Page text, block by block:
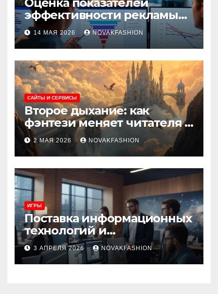
эффективности рекламы
при атрибуции
множественных точек
касания
14 МАЯ 2026 NOVAKFASHION
САЙТЫ И СЕРВИСЫ
Второе дыхание: как
фэнтези меняет читателя и
культуру
2 МАЯ 2026 NOVAKFASHION
ИГРЫ
Поставка информационных
технологий и
инновационные решения
3 АПРЕЛЯ 2026 NOVAKFASHION